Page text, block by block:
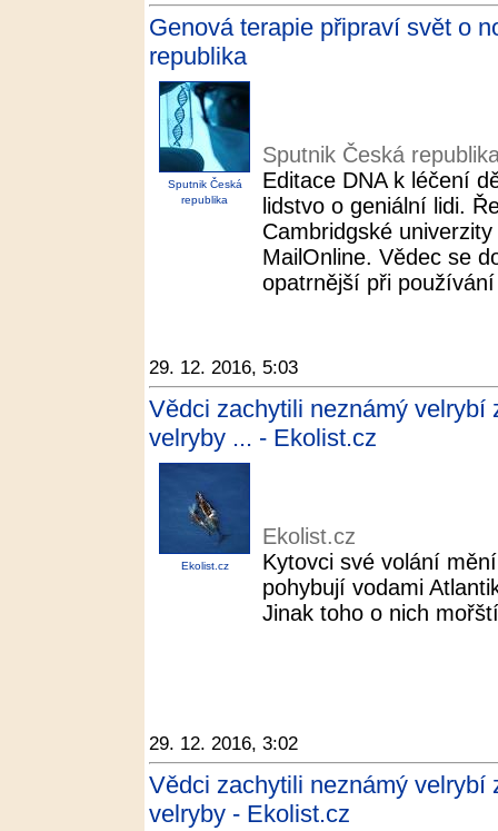
Genová terapie připraví svět o
republika
Sputnik Česká
republika
Sputnik Česká
Editace DNA k léčení
lidstvo o geniální lidi.
Cambridgské
MailOnline. Vědec se
opatrnější při
29. 12. 2016, 5:03
Vědci zachytili neznámý velrybí
velryby ... - Ekolist.cz
Ekolist.cz
Ekolist.cz
Kytovci své volání
pohybují vodami
Jinak toho o nich
29. 12. 2016, 3:02
Vědci zachytili neznámý velrybí
velryby - Ekolist.cz